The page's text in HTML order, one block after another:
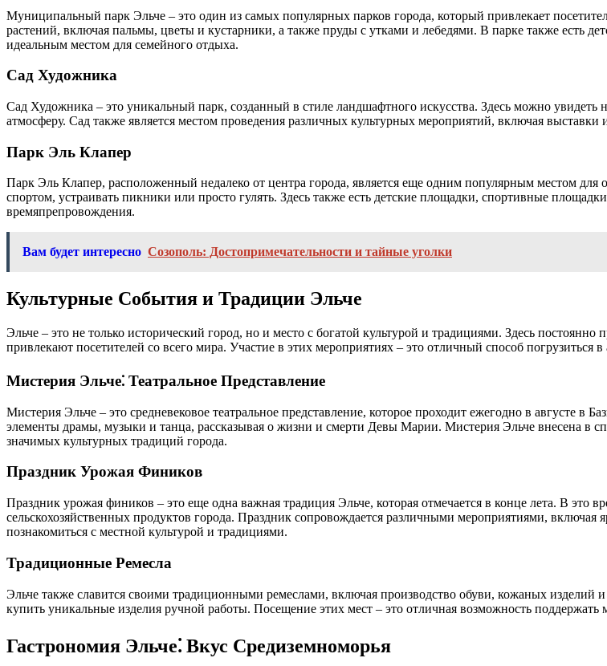
Муниципальный парк Эльче – это один из самых популярных парков города, который привлекает
растений, включая пальмы, цветы и кустарники, а также пруды с утками и лебедями. В парке также есть
идеальным местом для семейного отдыха.
Сад Художника
Сад Художника – это уникальный парк, созданный в стиле ландшафтного искусства. Здесь можно
атмосферу. Сад также является местом проведения различных культурных мероприятий, включая
Парк Эль Клапер
Парк Эль Клапер, расположенный недалеко от центра города, является еще одним популярным местом для
спортом, устраивать пикники или просто гулять. Здесь также есть детские площадки, спортивные
времяпрепровождения.
Вам будет интересно Созополь: Достопримечательности и тайные уголки
Культурные События и Традиции Эльче
Эльче – это не только исторический город, но и место с богатой культурой и традициями. Здесь
привлекают посетителей со всего мира. Участие в этих мероприятиях – это отличный способ погрузиться
Мистерия Эльче⁚ Театральное Представление
Мистерия Эльче – это средневековое театральное представление, которое проходит ежегодно в августе в
элементы драмы, музыки и танца, рассказывая о жизни и смерти Девы Марии. Мистерия Эльче внесена в
значимых культурных традиций города.
Праздник Урожая Фиников
Праздник урожая фиников – это еще одна важная традиция Эльче, которая отмечается в конце лета. В
сельскохозяйственных продуктов города. Праздник сопровождается различными мероприятиями,
познакомиться с местной культурой и традициями.
Традиционные Ремесла
Эльче также славится своими традиционными ремеслами, включая производство обуви, кожаных
купить уникальные изделия ручной работы. Посещение этих мест – это отличная возможность
Гастрономия Эльче⁚ Вкус Средиземноморья